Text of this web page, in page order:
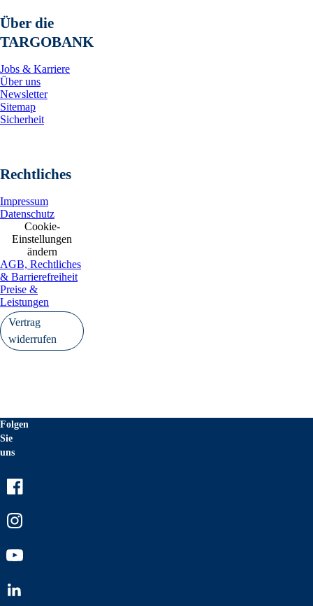
Über die
TARGOBANK
Jobs & Karriere
Über uns
Newsletter
Sitemap
Sicherheit
Rechtliches
Impressum
Datenschutz
Cookie-
Einstellungen
ändern
AGB, Rechtliches
& Barrierefreiheit
Preise &
Leistungen
Vertrag
widerrufen
Folgen
Sie
uns
Youtube